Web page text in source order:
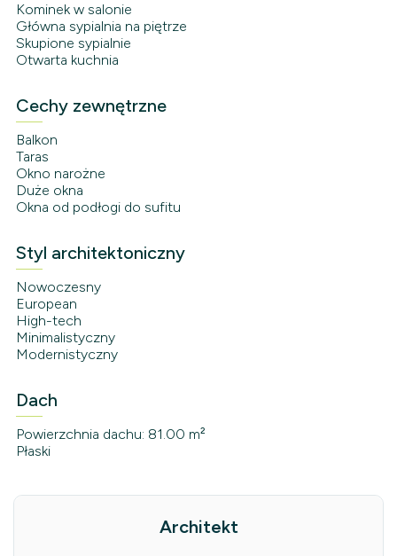
Kominek w salonie
Główna sypialnia na piętrze
Skupione sypialnie
Otwarta kuchnia
Cechy zewnętrzne
Balkon
Taras
Okno narożne
Duże okna
Okna od podłogi do sufitu
Styl architektoniczny
Nowoczesny
European
High-tech
Minimalistyczny
Modernistyczny
Dach
Powierzchnia dachu: 81.00 m²
Płaski
Architekt